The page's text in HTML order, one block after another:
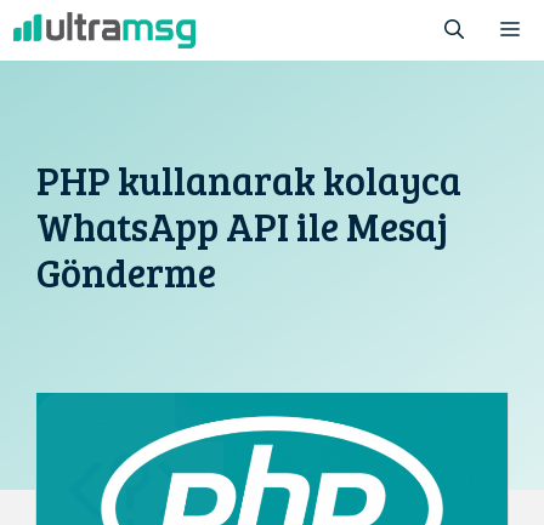
İçeriğe
atla
PHP kullanarak kolayca
WhatsApp API ile Mesaj
Gönderme